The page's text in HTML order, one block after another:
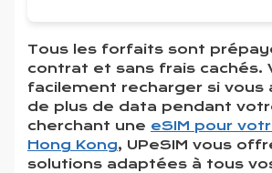
Tous les forfaits sont
contrat et sans frais cachés.
facilement recharger si vous
de plus de data pendant
cherchant une eSIM pour
Hong Kong, UPeSIM vous
solutions adaptées à tous